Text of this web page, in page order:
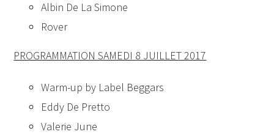
Albin De La Simone
Rover
PROGRAMMATION SAMEDI 8 JUILLET 2017
Warm-up by Label Beggars
Eddy De Pretto
Valerie June